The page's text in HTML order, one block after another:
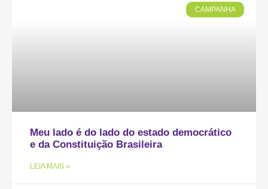
CAMPANHA
Meu lado é do lado do estado democrático
e da Constituição Brasileira
LEIA MAIS »